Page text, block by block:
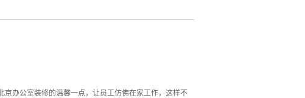
么北京办公室装修出来的效果也是很单调乏味的，那么
了客户来访，给客户留下一个好的企业形象，体现公司
据大致的风格与色调，统一基调来布置就不容易出错。
也是出彩的地方。5、不必把办公室饰品都摆出来，从小
办公室装修的温馨一点，让员工仿佛在家工作，这样不